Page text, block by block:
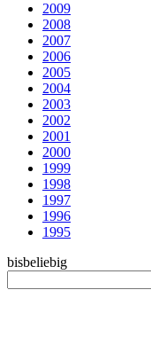
2009
2008
2007
2006
2005
2004
2003
2002
2001
2000
1999
1998
1997
1996
1995
bisbeliebig